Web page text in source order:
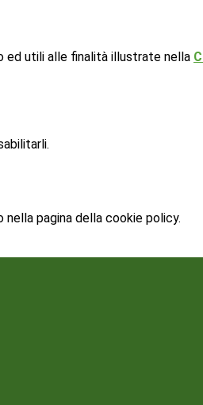
ed utili alle finalità illustrate nella
pagina della cookie policy.